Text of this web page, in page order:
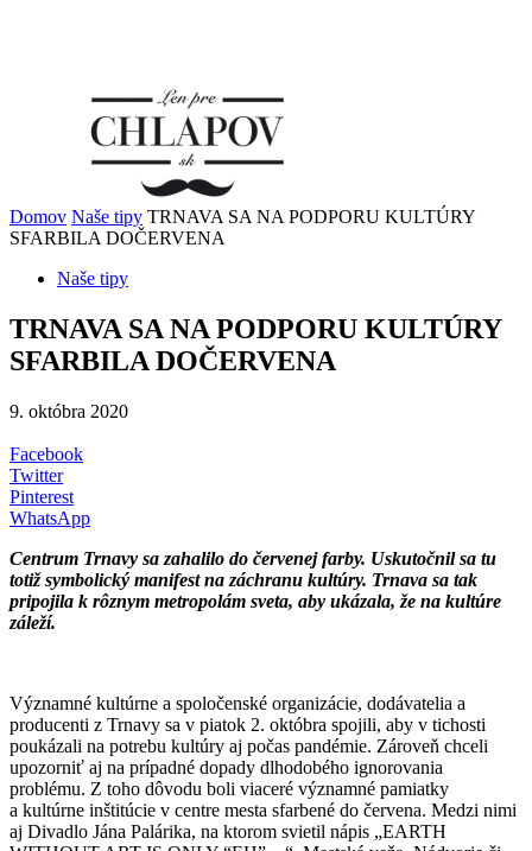
Domov Naše tipy TRNAVA SA NA PODPORU KULTÚRY
SFARBILA DOČERVENA
Naše tipy
TRNAVA SA NA PODPORU KULTÚRY
SFARBILA DOČERVENA
9. októbra 2020
Facebook
Twitter
Pinterest
WhatsApp
Centrum Trnavy sa zahalilo do červenej farby. Uskutočnil sa tu
totiž symbolický manifest na záchranu kultúry. Trnava sa tak
pripojila k rôznym metropolám sveta, aby ukázala, že na kultúre
záleží.
Významné kultúrne a spoločenské organizácie, dodávatelia a
producenti z Trnavy sa v piatok 2. októbra spojili, aby v tichosti
poukázali na potrebu kultúry aj počas pandémie. Zároveň chceli
upozorniť aj na prípadné dopady dlhodobého ignorovania
problému. Z toho dôvodu boli viaceré významné pamiatky
a kultúrne inštitúcie v centre mesta sfarbené do červena. Medzi nimi
aj Divadlo Jána Palárika, na ktorom svietil nápis „EARTH